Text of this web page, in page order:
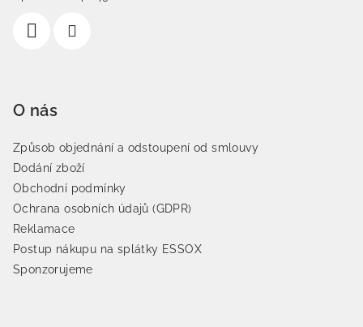
O nás
Způsob objednání a odstoupení od smlouvy
Dodání zboží
Obchodní podmínky
Ochrana osobních údajů (GDPR)
Reklamace
Postup nákupu na splátky ESSOX
Sponzorujeme